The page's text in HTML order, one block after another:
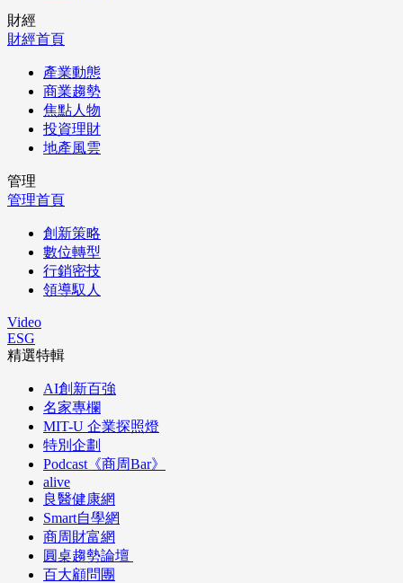
財經
財經首頁
產業動態
商業趨勢
焦點人物
投資理財
地產風雲
管理
管理首頁
創新策略
數位轉型
行銷密技
領導馭人
Video
ESG
精選特輯
AI創新百強
名家專欄
MIT-U 企業探照燈
特別企劃
Podcast《商周Bar》
alive
良醫健康網
Smart自學網
商周財富網
圓桌趨勢論壇
百大顧問團